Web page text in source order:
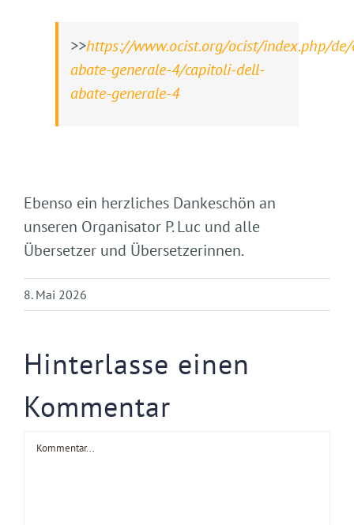
>>https://www.ocist.org/ocist/index.php/
abate-generale-4/capitoli-dell-
abate-generale-4
Ebenso ein herzliches Dankeschön an
unseren Organisator P. Luc und alle
Übersetzer und Übersetzerinnen.
8. Mai 2026
Hinterlasse einen
Kommentar
Kommentar